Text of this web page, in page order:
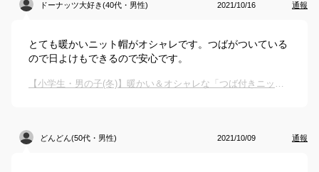
ドーナッツ大好き(40代・男性) 2021/10/16 通報
とても暖かいニット帽がオシャレです。つばがついている
ので日よけもできるので安心です。
【小学生・男の子(冬)】暖かい＆オシャレな「つば付きニット帽」のオススメは？
どんどん(50代・男性) 2021/10/09 通報